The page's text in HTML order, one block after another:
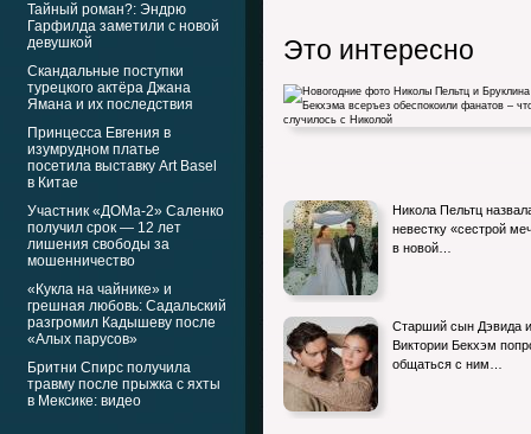
Тайный роман?: Эндрю
Гарфилда заметили с новой
девушкой
Скандальные поступки
турецкого актёра Джана
Ямана и их последствия
Принцесса Евгения в
изумрудном платье
посетила выставку Art Basel
в Китае
Участник «ДОМа-2» Саленко
получил срок — 12 лет
лишения свободы за
мошенничество
«Кукла на чайнике» и
грешная любовь: Садальский
разгромил Кадышеву после
«Алых парусов»
Бритни Спирс получила
травму после прыжка с яхты
в Мексике: видео
Это интересно
Новогодние фото Николы Пельтц и
Бекхэма всеръез…
Никола Пельтц
невестку «сестрой
в новой…
Старший сын Дэвида и
Виктории Бекхэм
общаться с ним…